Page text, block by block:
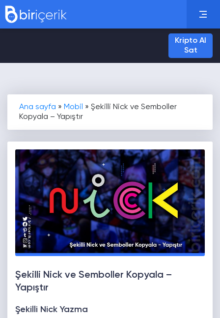
Kripto Al
Sat
Ana sayfa » Mobil » Şekilli Nick ve Semboller
Kopyala – Yapıştır
Şekilli Nick ve Semboller Kopyala –
Yapıştır
Şekilli Nick Yazma